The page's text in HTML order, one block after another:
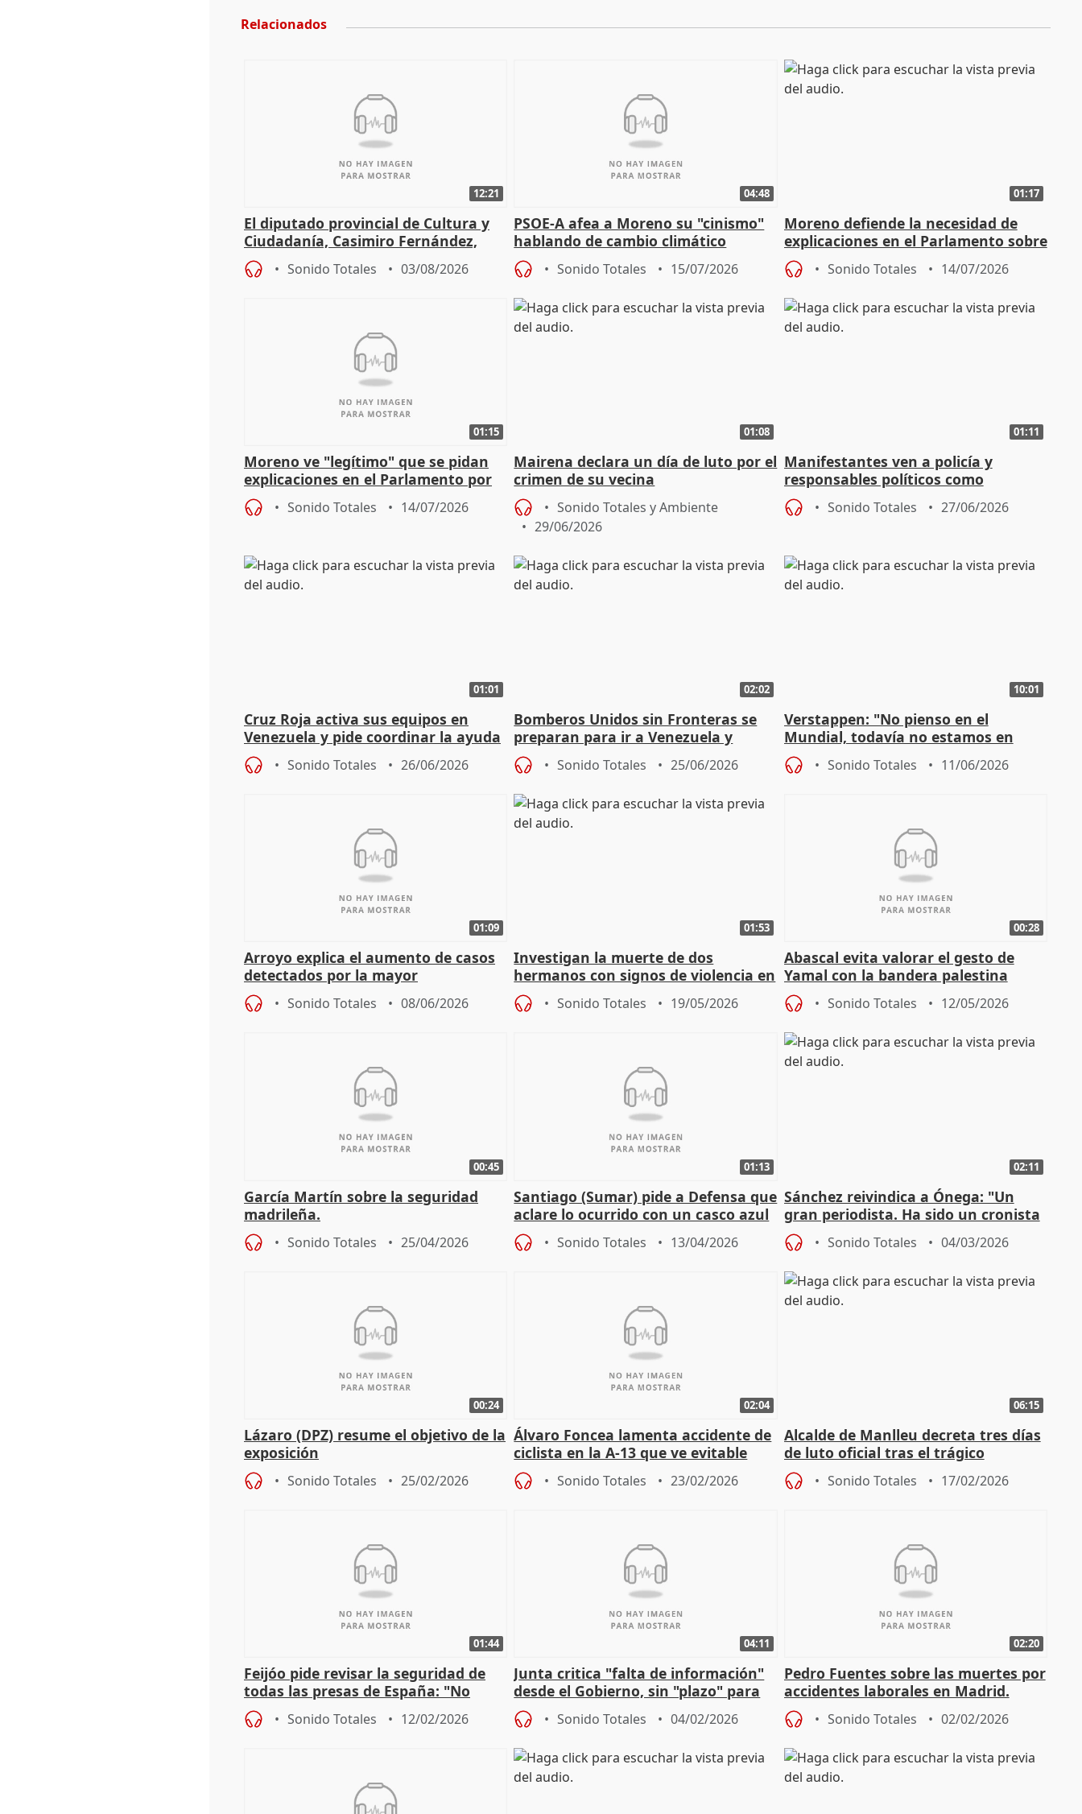
Relacionados
12:21
El diputado provincial de Cultura y
Ciudadanía, Casimiro Fernández,
sobre el balance de entradas
Sonido Totales 03/08/2026
04:48
PSOE-A afea a Moreno su "cinismo"
hablando de cambio climático
mientras firma acuerdo con Vox
Sonido Totales 15/07/2026
01:17
Moreno defiende la necesidad de
explicaciones en el Parlamento sobre
el incendio
Sonido Totales 14/07/2026
01:15
Moreno ve "legítimo" que se pidan
explicaciones en el Parlamento por
el incendio y apela a "unión" y
Sonido Totales 14/07/2026
01:08
Mairena declara un día de luto por el
crimen de su vecina
Sonido Totales y Ambiente
29/06/2026
01:11
Manifestantes ven a policía y
responsables políticos como
culpables del fallecimiento del joven
Sonido Totales 27/06/2026
01:01
Cruz Roja activa sus equipos en
Venezuela y pide coordinar la ayuda
para evitar el colapso
Sonido Totales 26/06/2026
02:02
Bomberos Unidos sin Fronteras se
preparan para ir a Venezuela y
ayudar en labores de rescate
Sonido Totales 25/06/2026
10:01
Verstappen: "No pienso en el
Mundial, todavía no estamos en
posición de ganar una carrera"
Sonido Totales 11/06/2026
01:09
Arroyo explica el aumento de casos
detectados por la mayor
concienciación
Sonido Totales 08/06/2026
01:53
Investigan la muerte de dos
hermanos con signos de violencia en
Jerez (Cádiz)
Sonido Totales 19/05/2026
00:28
Abascal evita valorar el gesto de
Yamal con la bandera palestina
Sonido Totales 12/05/2026
00:45
García Martín sobre la seguridad
madrileña.
Sonido Totales 25/04/2026
01:13
Santiago (Sumar) pide a Defensa que
aclare lo ocurrido con un casco azul
español en Líbano.
Sonido Totales 13/04/2026
02:11
Sánchez reivindica a Ónega: "Un
gran periodista. Ha sido un cronista
de la vida política"
Sonido Totales 04/03/2026
00:24
Lázaro (DPZ) resume el objetivo de la
exposición
Sonido Totales 25/02/2026
02:04
Álvaro Foncea lamenta accidente de
ciclista en la A-13 que ve evitable
Sonido Totales 23/02/2026
06:15
Alcalde de Manlleu decreta tres días
de luto oficial tras el trágico
incendio
Sonido Totales 17/02/2026
01:44
Feijóo pide revisar la seguridad de
todas las presas de España: "No
puede ocurrir como con el apagón
Sonido Totales 12/02/2026
04:11
Junta critica "falta de información"
desde el Gobierno, sin "plazo" para
reabrir línea con Madrid
Sonido Totales 04/02/2026
02:20
Pedro Fuentes sobre las muertes por
accidentes laborales en Madrid.
Sonido Totales 02/02/2026